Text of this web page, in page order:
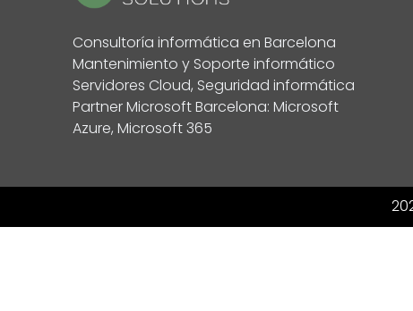
Consultoría informática en Barcelona
Mantenimiento y Soporte informático
Servidores Cloud, Seguridad informática
Partner Microsoft Barcelona: Microsoft
Azure, Microsoft 365